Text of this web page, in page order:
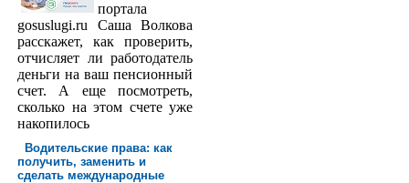
порта­ла
gosuslugi.ru Саша Волкова
расскажет, как проверить,
отчисляет ли работодатель
деньги на ваш пенсионный
счет. А еще посмотреть,
сколько на этом счете уже
накопилось
Водительские права: как
получить, заменить и
сделать международ­ные